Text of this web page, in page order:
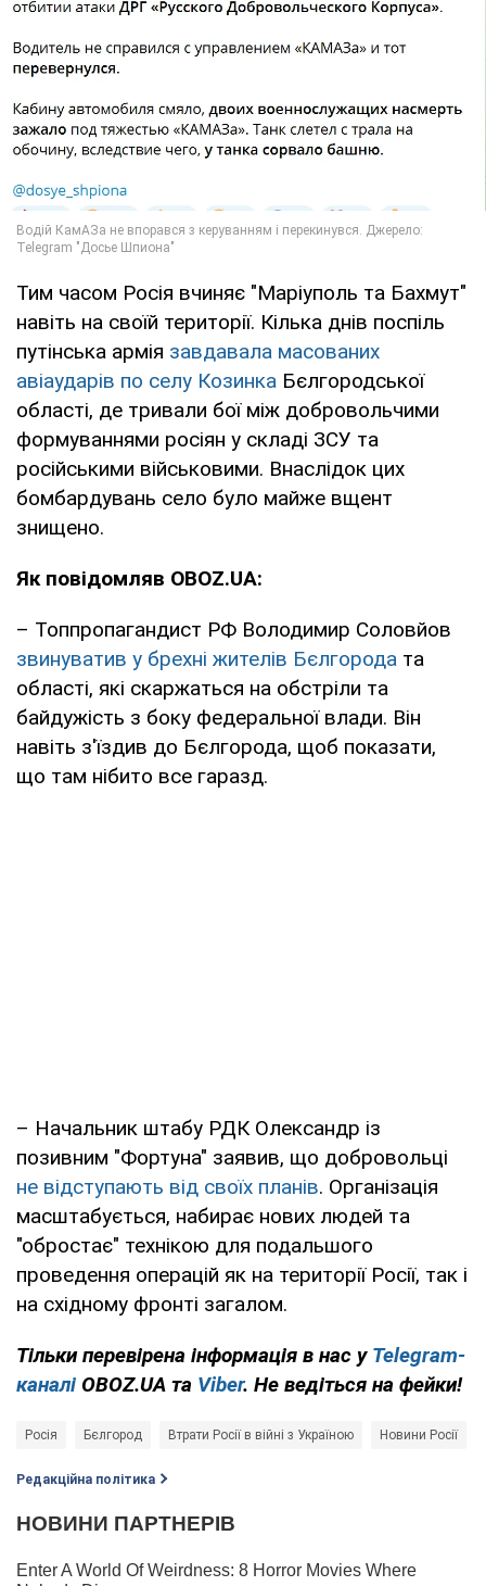
Тим часом Росія вчиняє "Маріуполь та Бахмут"
навіть на своїй території. Кілька днів поспіль
путінська армія завдавала масованих
авіаударів по селу Козинка Бєлгородської
області, де тривали бої між добровольчими
формуваннями росіян у складі ЗСУ та
російськими військовими. Внаслідок цих
бомбардувань село було майже вщент
знищено.
Як повідомляв OBOZ.UA:
– Топпропагандист РФ Володимир Соловйов
звинуватив у брехні жителів Бєлгорода та
області, які скаржаться на обстріли та
байдужість з боку федеральної влади. Він
навіть з'їздив до Бєлгорода, щоб показати,
що там нібито все гаразд.
– Начальник штабу РДК Олександр із
позивним "Фортуна" заявив, що добровольці
не відступають від своїх планів. Організація
масштабується, набирає нових людей та
"обростає" технікою для подальшого
проведення операцій як на території Росії, так і
на східному фронті загалом.
Тільки перевірена інформація в нас у Telegram-
каналі OBOZ.UA та Viber. Не ведіться на фейки!
Росія Бєлгород Втрати Росії в війні з Україною Новини Росії
Редакційна політика